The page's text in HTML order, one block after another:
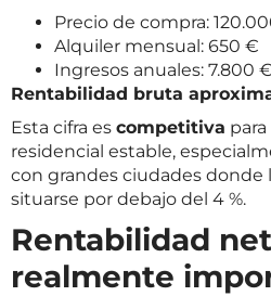
Precio de compra:
Alquiler mensual: 650 €
Ingresos anuales: 7.800 €
Rentabilidad bruta
Esta cifra es competitiva
residencial estable,
con grandes ciudades donde
situarse por debajo del 4 %.
Rentabilidad
realmente